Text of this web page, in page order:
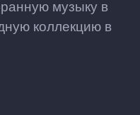
музыку в
коллекцию в